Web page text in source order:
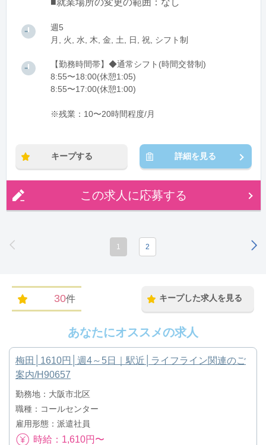
■就業場所の変更の範囲：なし
週5
月, 火, 水, 木, 金, 土, 日, 祝, シフト制
【勤務時間帯】◆通常シフト(時間交替制)
8:55〜18:00(休憩1:05)
8:55〜17:00(休憩1:00)
※残業：10〜20時間程度/月
キープする 詳細を見る
この求人に応募する
1 2
30件 キープした求人を見る
あなたにオススメの求人
梅田│1610円│週4～5日｜駅近│ライフライン関連のご
案内/H90657
勤務地：大阪市北区
職種：コールセンター
雇用形態：派遣社員
時給：1,610円〜